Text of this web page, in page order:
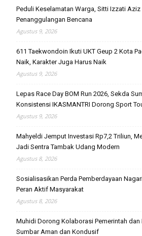
Peduli Keselamatan Warga, Sitti Izzati
Penanggulangan Bencana
Agustus 9, 2026
611 Taekwondoin Ikuti UKT Geup 2 Kota
Naik, Karakter Juga Harus Naik
Agustus 9, 2026
Lepas Race Day BOM Run 2026, Sekda
Konsistensi IKASMANTRI Dorong Sport
Agustus 9, 2026
Mahyeldi Jemput Investasi Rp7,2 Triliun,
Jadi Sentra Tambak Udang Modern
Agustus 8, 2026
Sosialisasikan Perda Pemberdayaan
Peran Aktif Masyarakat
Agustus 8, 2026
Muhidi Dorong Kolaborasi Pemerintah
Sumbar Aman dan Kondusif